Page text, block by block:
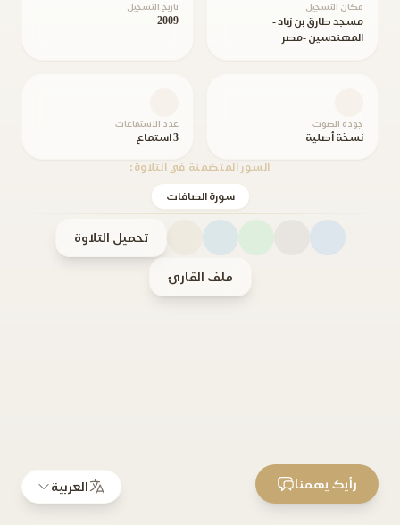
مكان التسجيل
مسجد طارق بن زياد -
المهندسين -مصر
تاريخ التسجيل
2009
جودة الصوت
نسخة أصلية
عدد الاستماعات
3 استماع
السور المتضمنة في التلاوة:
سورة الصافات
تحميل التلاوة
ملف القارئ
العربية رأيك يهمنا